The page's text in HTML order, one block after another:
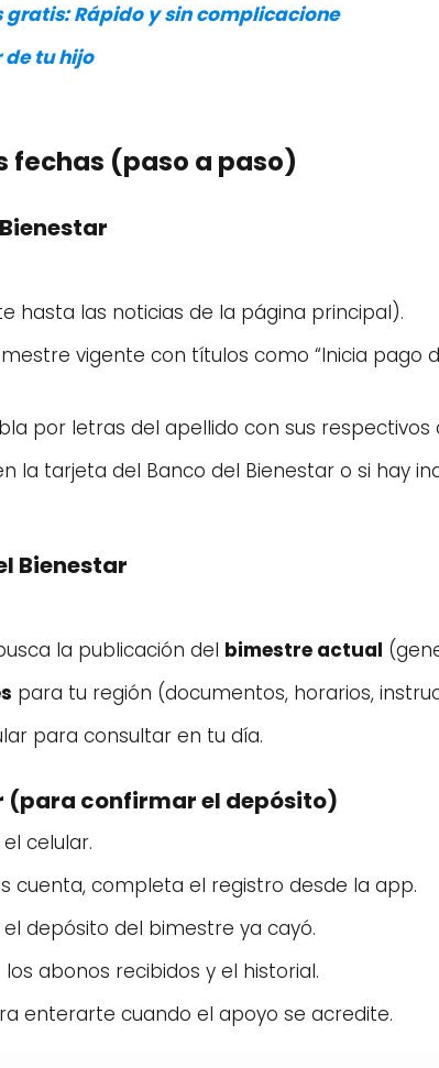
Rápido y sin complicacione
tu hijo
fechas (paso a paso)
hasta las noticias de la página principal).
vigente con títulos como “Inicia pago
por letras del apellido con sus respectivos
la tarjeta del Banco del Bienestar o si hay
Bienestar
la publicación del bimestre actual
para tu región (documentos, horarios,
para consultar en tu día.
(para confirmar el depósito)
celular.
cuenta, completa el registro desde la app.
depósito del bimestre ya cayó.
abonos recibidos y el historial.
enterarte cuando el apoyo se acredite.